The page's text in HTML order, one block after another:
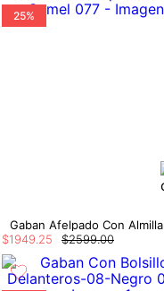
25%
$2599.00
$1949 25